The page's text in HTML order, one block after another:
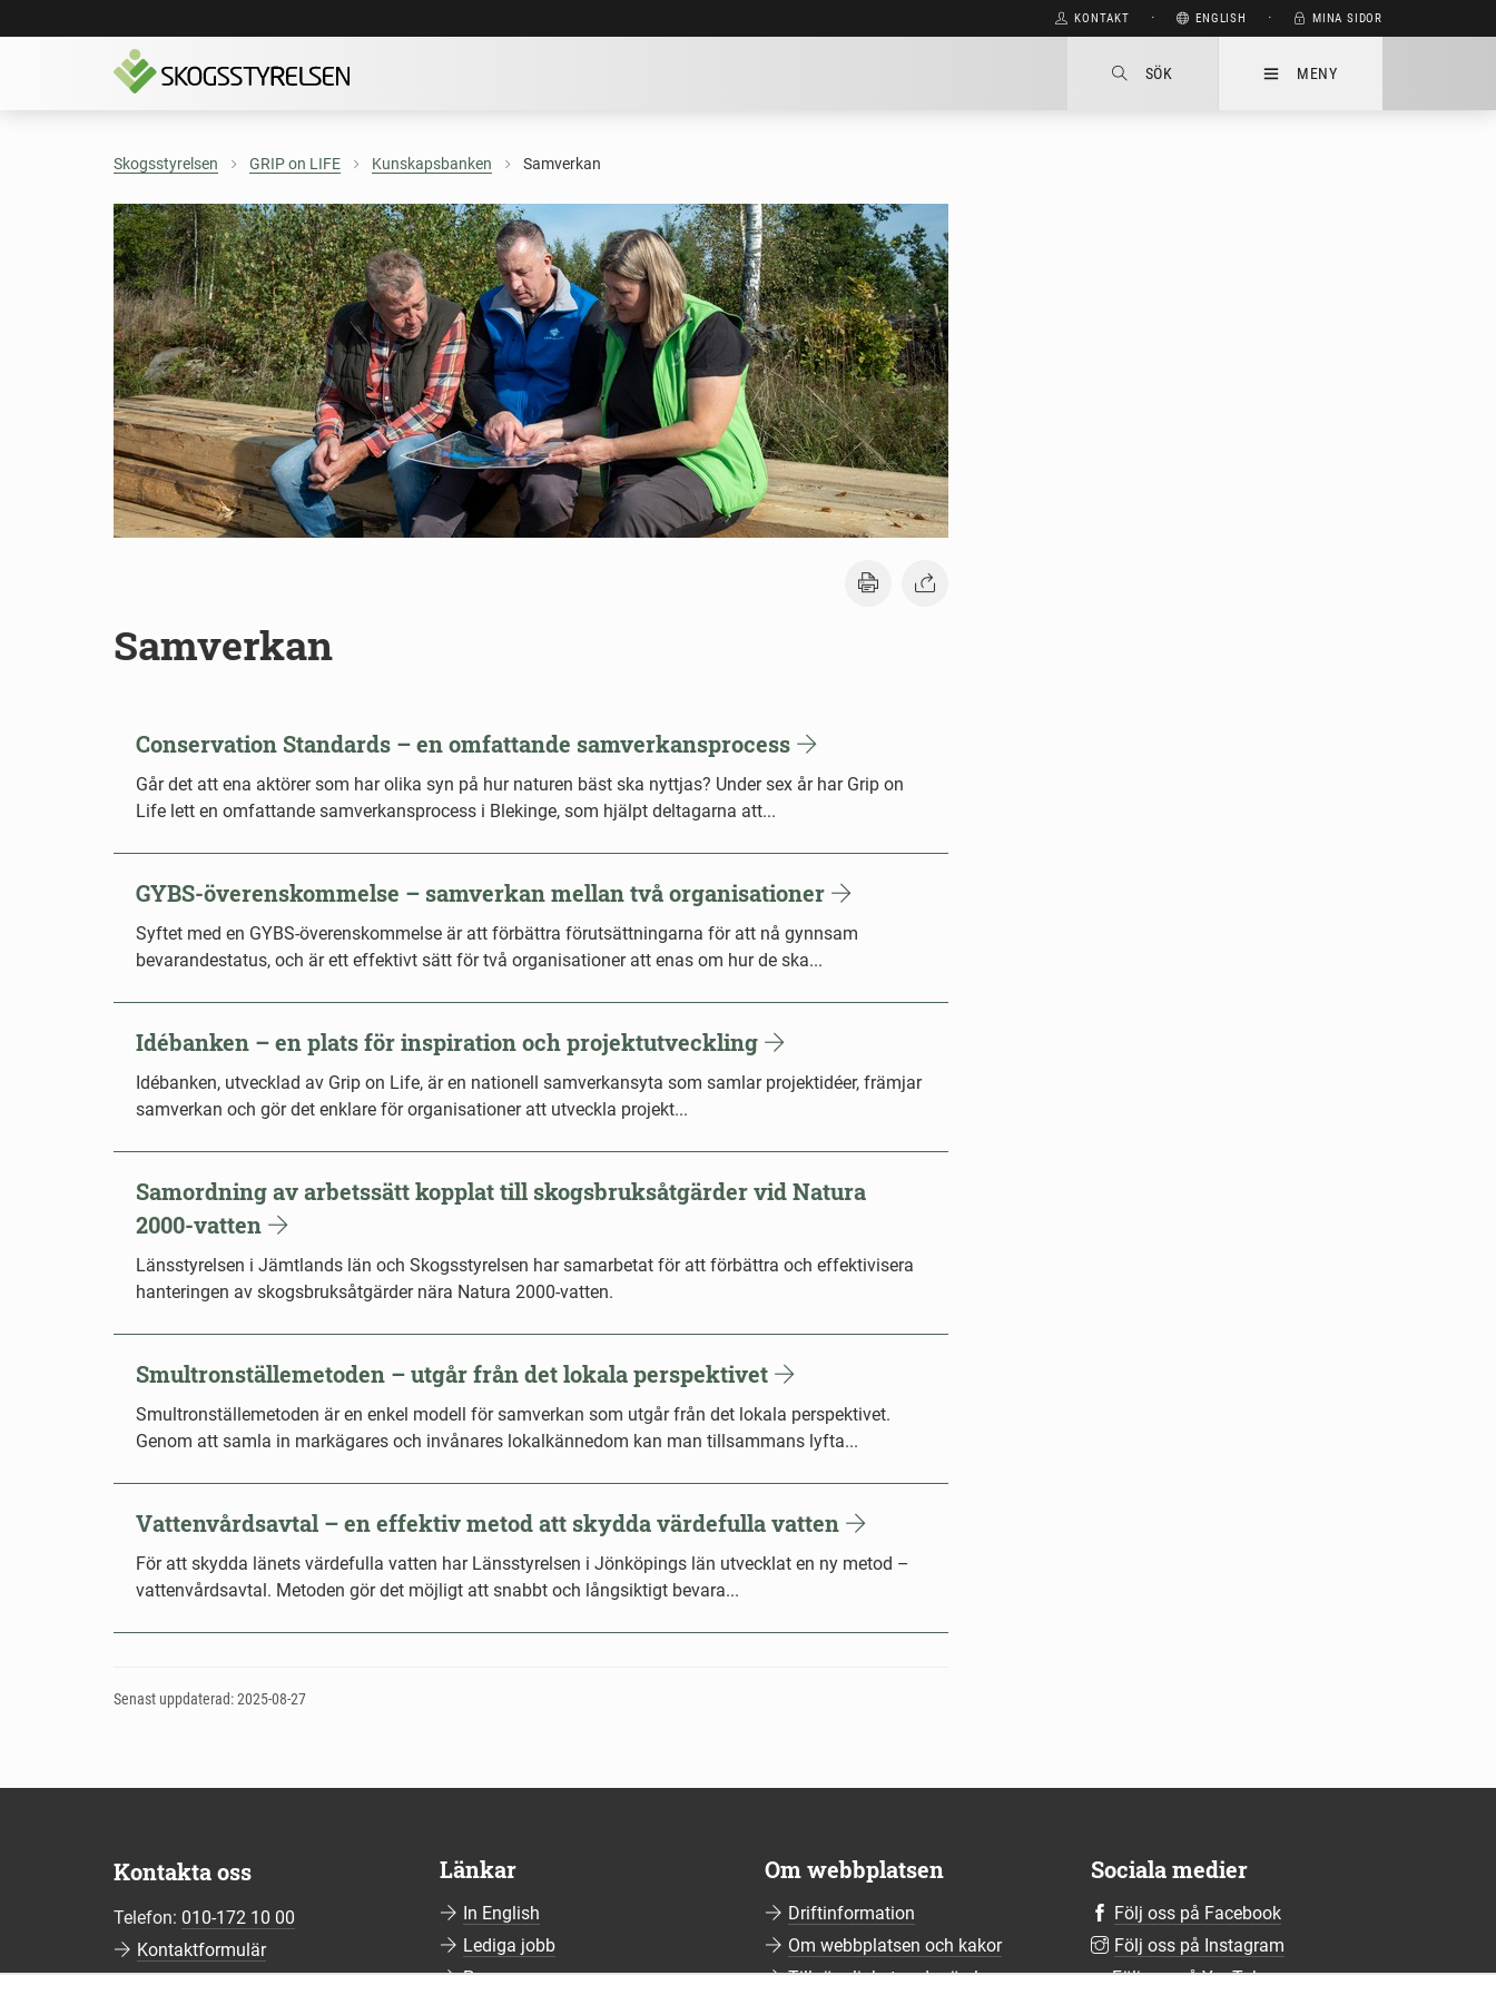
KONTAKT ⋅ ENGLISH ⋅ MINA SIDOR
SÖK MENY
Skogsstyrelsen GRIP on LIFE Kunskapsbanken Samverkan
Samverkan
Conservation Standards – en omfattande samverkansprocess
Går det att ena aktörer som har olika syn på hur naturen bäst ska nyttjas? Under sex år har Grip on
Life lett en omfattande samverkansprocess i Blekinge, som hjälpt deltagarna att...
GYBS-överenskommelse – samverkan mellan två organisationer
Syftet med en GYBS-överenskommelse är att förbättra förutsättningarna för att nå gynnsam
bevarandestatus, och är ett effektivt sätt för två organisationer att enas om hur de ska...
Idébanken – en plats för inspiration och projektutveckling
Idébanken, utvecklad av Grip on Life, är en nationell samverkansyta som samlar projektidéer, främjar
samverkan och gör det enklare för organisationer att utveckla projekt...
Samordning av arbetssätt kopplat till skogsbruksåtgärder vid Natura
2000-vatten
Länsstyrelsen i Jämtlands län och Skogsstyrelsen har samarbetat för att förbättra och effektivisera
hanteringen av skogsbruksåtgärder nära Natura 2000-vatten.
Smultronställemetoden – utgår från det lokala perspektivet
Smultronställemetoden är en enkel modell för samverkan som utgår från det lokala perspektivet.
Genom att samla in markägares och invånares lokalkännedom kan man tillsammans lyfta...
Vattenvårdsavtal – en effektiv metod att skydda värdefulla vatten
För att skydda länets värdefulla vatten har Länsstyrelsen i Jönköpings län utvecklat en ny metod –
vattenvårdsavtal. Metoden gör det möjligt att snabbt och långsiktigt bevara...
Senast uppdaterad: 2025-08-27
Kontakta oss
Telefon: 010-172 10 00
Kontaktformulär
Fler kontaktuppgifter
Länkar
In English
Lediga jobb
Pressrum
Om webbplatsen
Driftinformation
Om webbplatsen och kakor
Tillgänglighetsredogörelser
Sociala medier
Följ oss på Facebook
Följ oss på Instagram
Följ oss på YouTube